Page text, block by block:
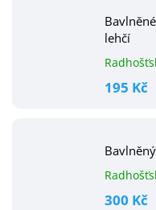
lehčí
195 Kč
300 Kč